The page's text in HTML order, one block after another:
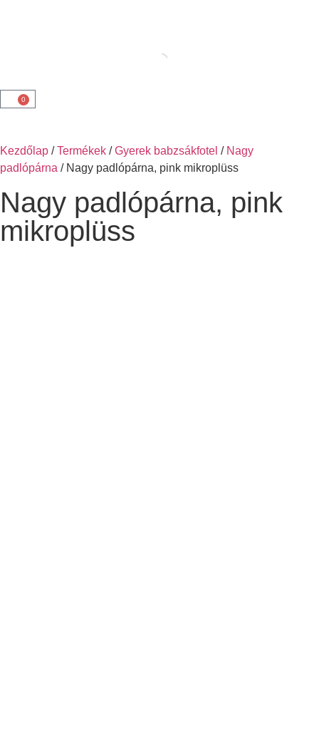
0
Kezdőlap /Termékek /Gyerek babzsákfotel / Nagy
padlópárna / Nagy padlópárna, pink mikroplüss
Nagy padlópárna, pink
mikroplüss